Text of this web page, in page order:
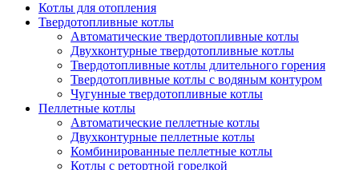
Котлы для отопления
Твердотопливные котлы
Автоматические твердотопливные котлы
Двухконтурные твердотопливные котлы
Твердотопливные котлы длительного горения
Твердотопливные котлы с водяным контуром
Чугунные твердотопливные котлы
Пеллетные котлы
Автоматические пеллетные котлы
Двухконтурные пеллетные котлы
Комбинированные пеллетные котлы
Котлы с ретортной горелкой